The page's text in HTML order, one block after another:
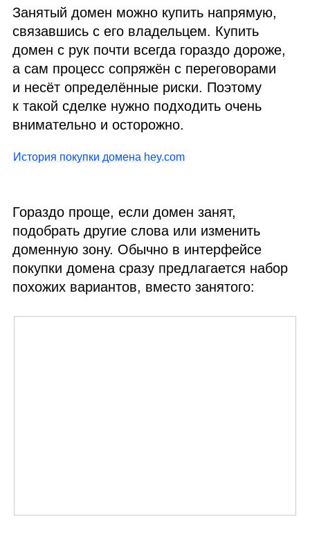
Занятый домен можно купить напрямую,
связавшись с его владельцем. Купить
домен с рук почти всегда гораздо дороже,
а сам процесс сопряжён с переговорами
и несёт определённые риски. Поэтому
к такой сделке нужно подходить очень
внимательно и осторожно.
История покупки домена hey.com
Гораздо проще, если домен занят,
подобрать другие слова или изменить
доменную зону. Обычно в интерфейсе
покупки домена сразу предлагается набор
похожих вариантов, вместо занятого: